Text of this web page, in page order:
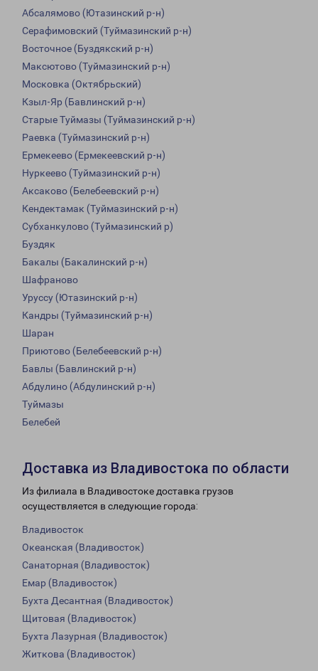
Абсалямово (Ютазинский р-н)
Серафимовский (Туймазинский р-н)
Восточное (Буздякский р-н)
Максютово (Туймазинский р-н)
Московка (Октябрьский)
Кзыл-Яр (Бавлинский р-н)
Старые Туймазы (Туймазинский р-н)
Раевка (Туймазинский р-н)
Ермекеево (Ермекеевский р-н)
Нуркеево (Туймазинский р-н)
Аксаково (Белебеевский р-н)
Кендектамак (Туймазинский р-н)
Субханкулово (Туймазинский р)
Буздяк
Бакалы (Бакалинский р-н)
Шафраново
Уруссу (Ютазинский р-н)
Кандры (Туймазинский р-н)
Шаран
Приютово (Белебеевский р-н)
Бавлы (Бавлинский р-н)
Абдулино (Абдулинский р-н)
Туймазы
Белебей
Доставка из Владивостока по области
Из филиала в Владивостоке доставка грузов
осуществляется в следующие города:
Владивосток
Океанская (Владивосток)
Санаторная (Владивосток)
Емар (Владивосток)
Бухта Десантная (Владивосток)
Щитовая (Владивосток)
Бухта Лазурная (Владивосток)
Житкова (Владивосток)